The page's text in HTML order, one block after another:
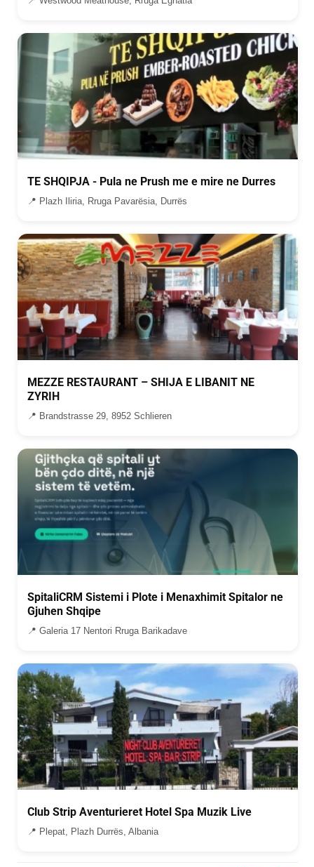
TE SHQIPJA - Pula ne Prush me e mire ne Durres
📍 Plazh Iliria, Rruga Pavarësia, Durrës
MEZZE RESTAURANT – SHIJA E LIBANIT NE
ZYRIH
📍 Brandstrasse 29, 8952 Schlieren
SpitaliCRM Sistemi i Plote i Menaxhimit Spitalor ne
Gjuhen Shqipe
📍 Galeria 17 Nentori Rruga Barikadave
Club Strip Aventurieret Hotel Spa Muzik Live
📍 Plepat, Plazh Durrës, Albania